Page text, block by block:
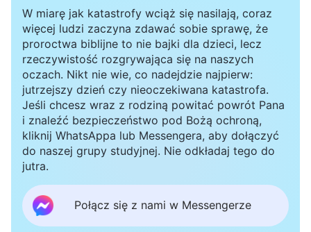
sumienia, myśląc: „Powinnam jak najszybciej
podjąć się tych zadań. Nie spieszyłam się z tym,
bo chciałam oszczędzić sobie cierpienia i
wyczerpania. Nie tak wygląda ochrona pracy
kościoła!”. Potem jednak się zreflektowałam:
„Jeśli zapoznam się z tymi zadaniami, nie będę
mogła odejść, a moje ciało na tym ucierpi. W
każdym razie, jeśli ja nie przejmę tej pracy, zrobi
to Li Yang. Poza tym Chen Lu nadal częściowo
się tym zajmuje, więc nie jest tak, że nie będzie
W miarę jak katastrofy wciąż się nasilają, coraz
więcej ludzi zaczyna zdawać sobie sprawę, że
proroctwa biblijne to nie bajki dla dzieci, lecz
rzeczywistość rozgrywająca się na naszych
oczach. Nikt nie wie, co nadejdzie najpierw:
jutrzejszy dzień czy nieoczekiwana katastrofa.
Jeśli chcesz wraz z rodziną powitać powrót Pana
i znaleźć bezpieczeństwo pod Bożą ochroną,
kliknij WhatsAppa lub Messengera, aby dołączyć
do naszej grupy studyjnej. Nie odkładaj tego do
jutra.
Połącz się z nami w Messengerze